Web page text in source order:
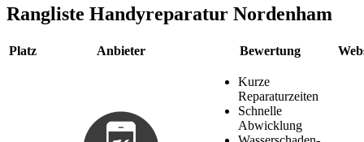
Rangliste Handyreparatur Nordenham
Platz Anbieter Bewertung
Kurze
Reparaturzeiten
Schnelle
Abwicklung